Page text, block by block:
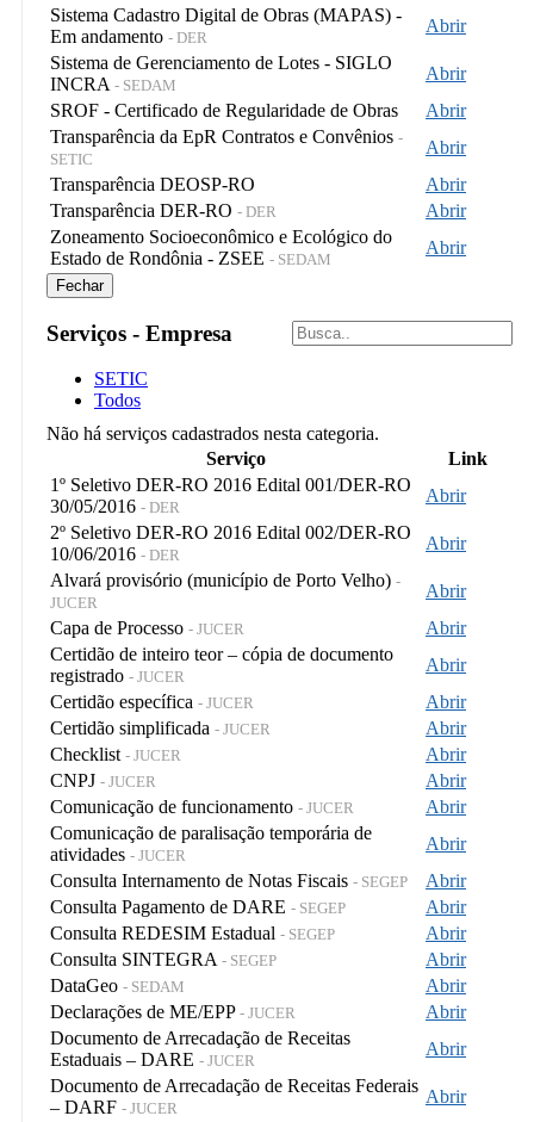
Sistema Cadastro Digital de Obras (MAPAS) -
Em andamento - DER
Abrir
Sistema de Gerenciamento de Lotes - SIGLO
INCRA - SEDAM
Abrir
SROF - Certificado de Regularidade de Obras
Abrir
Transparência da EpR Contratos e Convênios -
SETIC
Abrir
Transparência DEOSP-RO
Abrir
Transparência DER-RO - DER
Abrir
Zoneamento Socioeconômico e Ecológico do
Estado de Rondônia - ZSEE - SEDAM
Abrir
Fechar
Serviços - Empresa
SETIC
Todos
Não há serviços cadastrados nesta categoria.
Serviço
Link
1º Seletivo DER-RO 2016 Edital 001/DER-RO
30/05/2016 - DER
Abrir
2º Seletivo DER-RO 2016 Edital 002/DER-RO
10/06/2016 - DER
Abrir
Alvará provisório (município de Porto Velho) -
JUCER
Abrir
Capa de Processo - JUCER
Abrir
Certidão de inteiro teor – cópia de documento
registrado - JUCER
Abrir
Certidão específica - JUCER
Abrir
Certidão simplificada - JUCER
Abrir
Checklist - JUCER
Abrir
CNPJ - JUCER
Abrir
Comunicação de funcionamento - JUCER
Abrir
Comunicação de paralisação temporária de
atividades - JUCER
Abrir
Consulta Internamento de Notas Fiscais - SEGEP
Abrir
Consulta Pagamento de DARE - SEGEP
Abrir
Consulta REDESIM Estadual - SEGEP
Abrir
Consulta SINTEGRA - SEGEP
Abrir
DataGeo - SEDAM
Abrir
Declarações de ME/EPP - JUCER
Abrir
Documento de Arrecadação de Receitas
Estaduais – DARE - JUCER
Abrir
Documento de Arrecadação de Receitas Federais
– DARF - JUCER
Abrir